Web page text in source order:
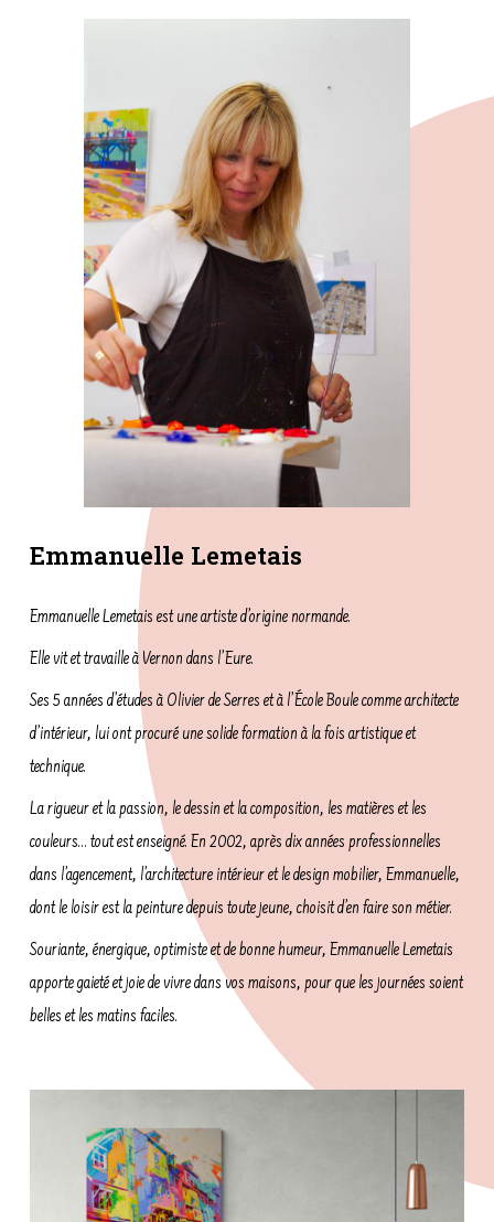
Emmanuelle Lemetais
Emmanuelle Lemetais est une artiste d’origine normande.
Elle vit et travaille à Vernon dans l’Eure.
Ses 5 années d’études à Olivier de Serres et à l’École Boule comme architecte
d’intérieur, lui ont procuré une solide formation à la fois artistique et
technique.
La rigueur et la passion, le dessin et la composition, les matières et les
couleurs… tout est enseigné. En 2002, après dix années professionnelles
dans l’agencement, l’architecture intérieur et le design mobilier, Emmanuelle,
dont le loisir est la peinture depuis toute jeune, choisit d’en faire son métier.
Souriante, énergique, optimiste et de bonne humeur, Emmanuelle Lemetais
apporte gaieté et joie de vivre dans vos maisons, pour que les journées soient
belles et les matins faciles.